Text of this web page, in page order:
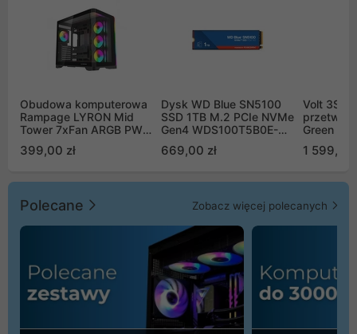
Obudowa komputerowa
Rampage LYRON Mid
Tower 7xFan ARGB PWM
399,00 zł
Dysk WD Blue SN5100
SSD 1TB M.2 PCIe NVMe
Gen4 WDS100T5B0E-
669,00 zł
Volt
Green
1 599,00
Polecane Zobacz więcej polecanych